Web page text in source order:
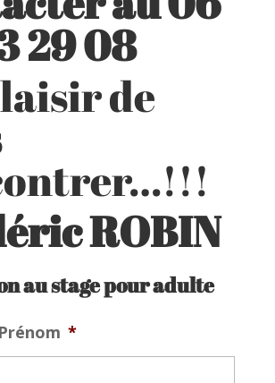
29 08
de
ROBIN
au stage pour adulte
*